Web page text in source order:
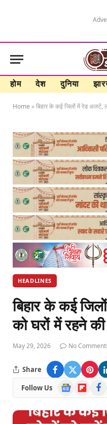
होम देश दुनिया
Home »बिहार के कई जिलों में रेड अलर्ट,
HEADLINES
बिहार के कई
को घरों में रहने
May 29, 2026 No
Share
Follow Us
Google
News
Flipboard